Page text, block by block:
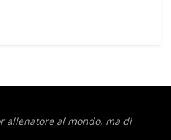
allenatore al mondo, ma di